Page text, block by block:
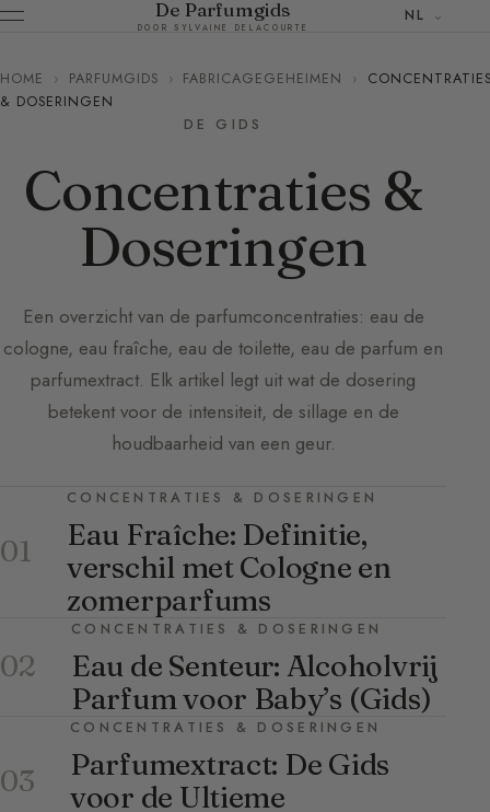
De Parfumgids
DOOR SYLVAINE DELACOURTE
NL
HOME › PARFUMGIDS › FABRICAGEGEHEIMEN ›
& DOSERINGEN
DE GIDS
Concentraties &
Doseringen
Een overzicht van de parfumconcentraties: eau de
cologne, eau fraîche, eau de toilette, eau de parfum en
parfumextract. Elk artikel legt uit wat de dosering
betekent voor de intensiteit, de sillage en de
houdbaarheid van een geur.
01
CONCENTRATIES & DOSERINGEN
Eau Fraîche: Definitie,
verschil met Cologne en
zomerparfums
02
CONCENTRATIES & DOSERINGEN
Eau de Senteur: Alcoholvrij
Parfum voor Baby’s (Gids)
03
CONCENTRATIES & DOSERINGEN
Parfumextract: De Gids
voor de Ultieme